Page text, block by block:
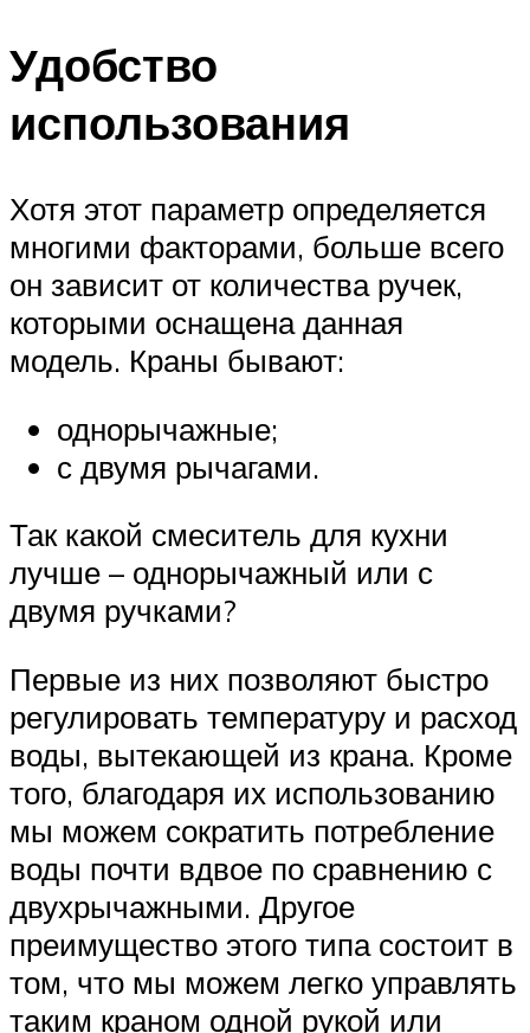
Удобство
использования
Хотя этот параметр определяется
многими факторами, больше всего
он зависит от количества ручек,
которыми оснащена данная
модель. Краны бывают:
однорычажные;
с двумя рычагами.
Так какой смеситель для кухни
лучше – однорычажный или с
двумя ручками?
Первые из них позволяют быстро
регулировать температуру и расход
воды, вытекающей из крана. Кроме
того, благодаря их использованию
мы можем сократить потребление
воды почти вдвое по сравнению с
двухрычажными. Другое
преимущество этого типа состоит в
том, что мы можем легко управлять
таким краном одной рукой или